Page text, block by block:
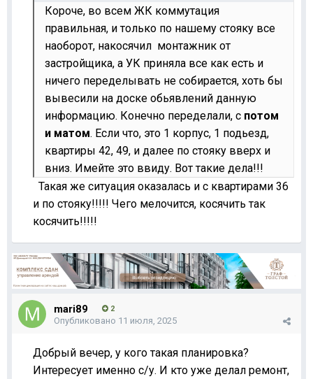
Короче, во всем ЖК коммутация
правильная, и только по нашему стояку все
наоборот, накосячил монтажник от
застройщика, а УК приняла все как есть и
ничего переделывать не собирается, хоть бы
вывесили на доске обьявлений данную
информацию. Конечно переделали, с потом
и матом. Если что, это 1 корпус, 1 подьезд,
квартиры 42, 49, и далее по стояку вверх и
вниз. Имейте это ввиду. Вот такие дела!!!
Такая же ситуация оказалась и с квартирами 36
и по стояку!!!!! Чего мелочится, косячить так
косячить!!!!!
mari89 2
Опубликовано 11 июля, 2025
Добрый вечер, у кого такая планировка?
Интересует именно с/у. И кто уже делал ремонт,